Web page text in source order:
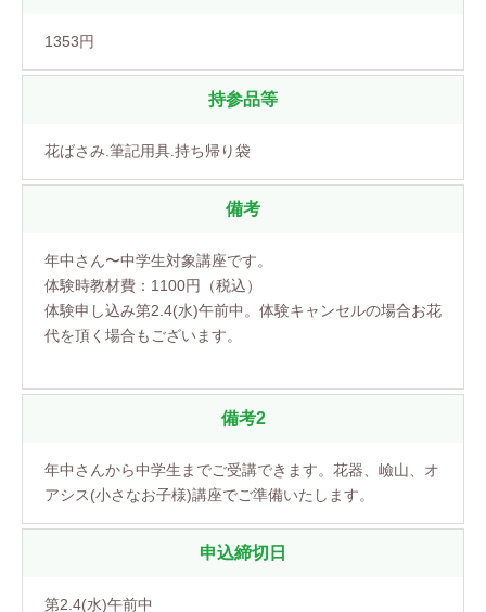
1353円
持参品等
花ばさみ.筆記用具.持ち帰り袋
備考
年中さん〜中学生対象講座です。
体験時教材費：1100円（税込）
体験申し込み第2.4(水)午前中。体験キャンセルの場合お花
代を頂く場合もございます。
備考2
年中さんから中学生までご受講できます。花器、嶮山、オ
アシス(小さなお子様)講座でご準備いたします。
申込締切日
第2.4(水)午前中